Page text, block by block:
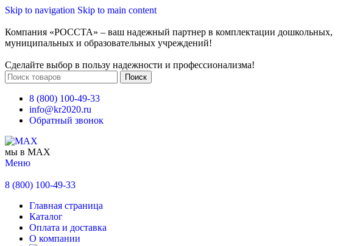
Skip to navigation Skip to main content
Компания «РОССТА» – ваш надежный партнер в комплектации дошкольных,
муниципальных и образовательных учреждений!
Сделайте выбор в пользу надежности и профессионализма!
Поиск
8 (800) 100-49-33
info@kr2020.ru
Обратный звонок
мы в MAX
Меню
8 (800) 100-49-33
Главная страница
Каталог
Оплата и доставка
О компании